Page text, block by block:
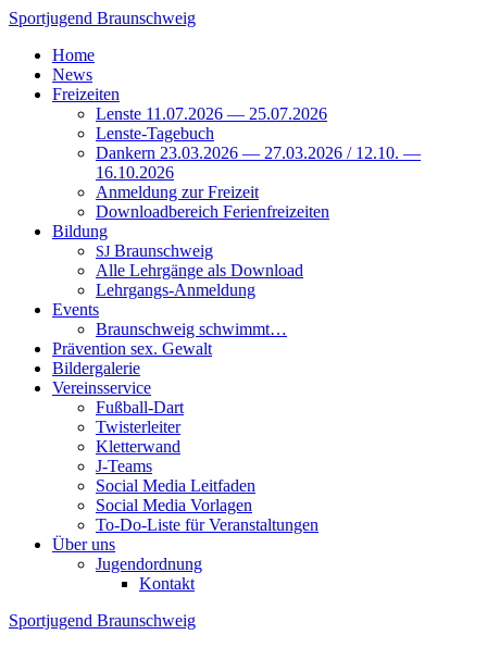
Zum
springen
Sportjugend Braunschweig
Home
News
Freizeiten
Lenste 11.07.2026 — 25.07.2026
Lenste-Tagebuch
Dankern 23.03.2026 — 27.03.2026 / 12.10. —
16.10.2026
Anmeldung zur Freizeit
Downloadbereich Ferienfreizeiten
Bildung
SJ Braunschweig
Alle Lehrgänge als Download
Lehrgangs-Anmeldung
Events
Braunschweig schwimmt…
Prävention sex. Gewalt
Bildergalerie
Vereinsservice
Fußball-Dart
Twisterleiter
Kletterwand
J‑Teams
Social Media Leitfaden
Social Media Vorlagen
To-Do-Liste für Veranstaltungen
Über uns
Jugendordnung
Kontakt
Sportjugend Braunschweig